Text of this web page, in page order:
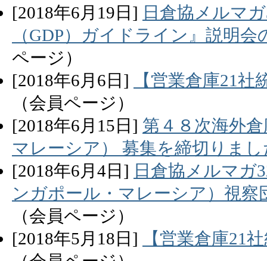
[2018年6月 19 日] 日倉協メルマ
（GDP）ガイドライン』説明
ページ）
[2018年6月 6 日]
【営業倉庫21
（会員ページ）
[2018年6月 15 日] 第４８次海外
マレーシア） 募集を締切りまし
[2018年6月 4 日] 日倉協メルマガ
ンガポール・マレーシア）視
（会員ページ）
[2018年5月 18 日]
【営業倉庫21